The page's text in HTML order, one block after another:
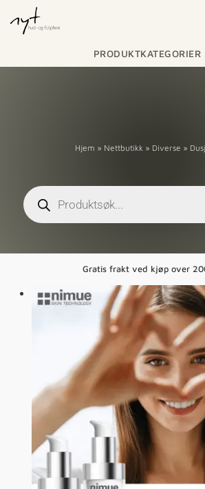
PRODUKTKATEGORIER
Hjem » Nettbutikk» Diverse »
Gratis frakt ved kjøp over